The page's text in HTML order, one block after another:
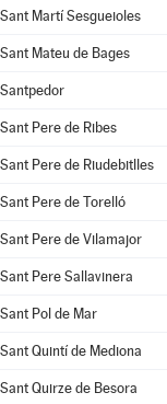
Sant Martí Sesgueioles
Sant Mateu de Bages
Santpedor
Sant Pere de Ribes
Sant Pere de Riudebitlles
Sant Pere de Torelló
Sant Pere de Vilamajor
Sant Pere Sallavinera
Sant Pol de Mar
Sant Quintí de Mediona
Sant Quirze de Besora